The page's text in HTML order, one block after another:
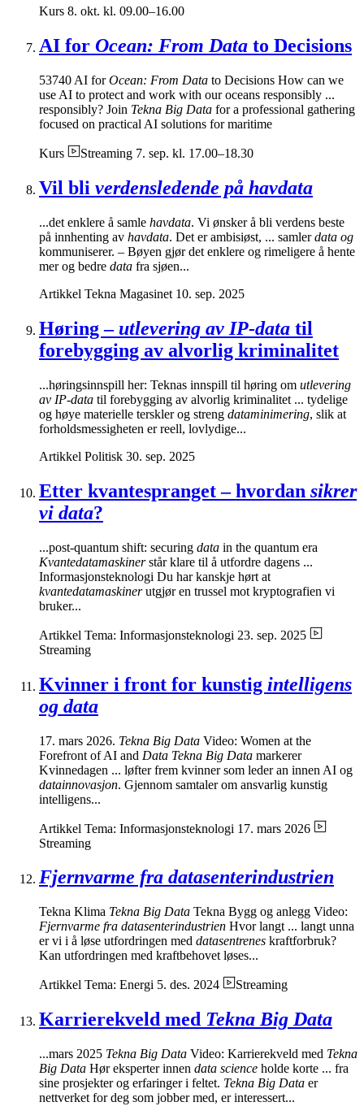
Kurs 8. okt. kl. 09.00–16.00
AI for Ocean: From Data to Decisions
53740 AI forOcean: From Data to Decisions How can we
use AI to protect and work with our oceans responsibly ...
responsibly? Join Tekna Big Data for a professional gathering
focused on practical AI solutions for maritime
Kurs Streaming 7. sep. kl. 17.00–18.30
Vil bli verdensledende på havdata
...det enklere å samle havdata. Vi ønsker å bli verdens beste
på innhenting av havdata. Det er ambisiøst, ... samlerdata og
kommuniserer. – Bøyen gjør det enklere og rimeligere å hente
mer og bedre data fra sjøen...
Artikkel Tekna Magasinet 10. sep. 2025
Høring – utlevering av IP-data til
forebygging av alvorlig kriminalitet
...høringsinnspill her: Teknas innspill til høring om utlevering
av IP-data til forebygging av alvorlig kriminalitet ... tydelige
og høye materielle terskler og streng dataminimering, slik at
forholdsmessigheten er reell, lovlydige...
Artikkel Politisk 30. sep. 2025
Etter kvantespranget – hvordan sikrer
vi data?
...post-quantum shift: securing data in the quantum era
Kvantedatamaskinerstår klare til å utfordre dagens ...
Informasjonsteknologi Du har kanskje hørt at
kvantedatamaskinerutgjør en trussel mot kryptografien vi
bruker...
Artikkel Tema: Informasjonsteknologi 23. sep. 2025
Streaming
Kvinner i front for kunstig intelligens
og data
17. mars 2026. Tekna Big Data Video: Women at the
Forefront of AI and Data Tekna Big Data markerer
Kvinnedagen ... løfter frem kvinner som leder an innen AI og
datainnovasjon. Gjennom samtaler om ansvarlig kunstig
intelligens...
Artikkel Tema: Informasjonsteknologi 17. mars 2026
Streaming
Fjernvarme fra datasenterindustrien
Tekna Klima Tekna Big Data Tekna Bygg og anlegg Video:
Fjernvarme fra datasenterindustrien Hvor langt ... langt unna
er vi i å løse utfordringen med datasentrenes kraftforbruk?
Kan utfordringen med kraftbehovet løses...
Artikkel Tema: Energi 5. des. 2024 Streaming
Karrierekveld med Tekna Big Data
...mars 2025 Tekna Big Data Video: Karrierekveld med Tekna
Big Data Hør eksperter innen data science holde korte ... fra
sine prosjekter og erfaringer i feltet. Tekna Big Data er
nettverket for deg som jobber med, er interessert...